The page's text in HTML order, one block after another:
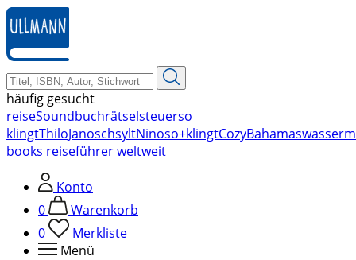
zum
Hauptinhalt
springen
häufig gesucht
reiseSoundbuchrätselsteuerso
klingtThiloJanoschsyltNinoso+klingtCozyBahamas
books reiseführer weltweit
Konto
0
Warenkorb
0
Merkliste
Menü